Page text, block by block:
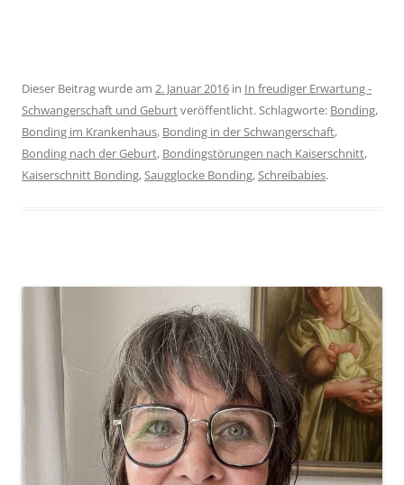
Dieser Beitrag wurde am 2. Januar 2016 in In freudiger Erwartung -
Schwangerschaft und Geburtveröffentlicht. Schlagworte: Bonding,
Bonding im Krankenhaus, Bonding in der Schwangerschaft,
Bonding nach der Geburt, Bondingstörungen nach Kaiserschnitt,
Kaiserschnitt Bonding, Saugglocke Bonding, Schreibabies.